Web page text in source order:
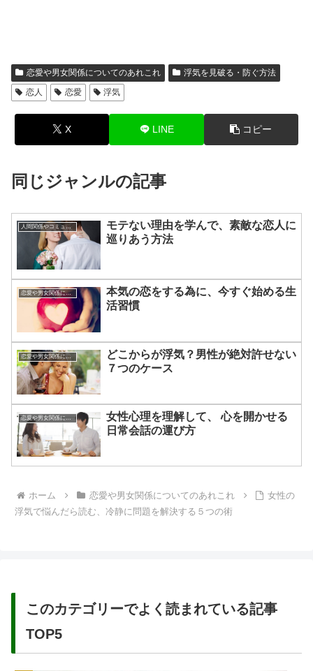
恋愛や男女関係についてのあれこれ
浮気を見破る・防ぐ方法
恋人
恋愛 浮気
X LINE コピー
同じジャンルの記事
人間関係やコミュニケーションの術
モテない理由を学んで、素敵な恋人に
巡りあう方法
恋愛や男女関係についてのあれこれ
本気の恋をする為に、今すぐ始める生
活習慣
恋愛や男女関係についてのあれこれ
どこからが浮気？男性が絶対許せない
７つのケース
恋愛や男女関係についてのあれこれ
女性心理を理解して、 心を開かせる
日常会話の運び方
ホーム 恋愛や男女関係についてのあれこれ
女性の
浮気で悩んだら読む、冷静に問題を解決する５つの術
このカテゴリーでよく読まれている記事
TOP5